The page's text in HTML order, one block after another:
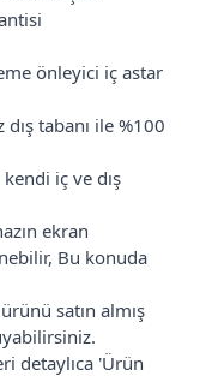
önleyici iç astar
tabanı ile %100
iç ve dış
ekran
Bu konuda
satın almış
detaylıca 'Ürün